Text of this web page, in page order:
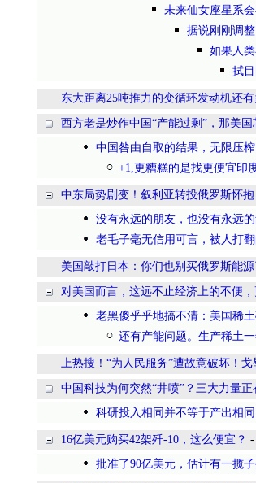
未来仙女座星系
据说刚刚调
如果人
拭
东大距离25吨推力的变循环发动机还有
西方老是炒作中国“产能过剩”，那美
中国咎由自取的结果，无限压
+1,更糟糕的是找更便宜印
中东局势剧变！叙利亚转投俄罗斯怀抱
没有永远的朋友，也没有永远
老毛子毫无信用可言，被人打
美国敲打日本：你们也别买俄罗斯能
对美国而言，这远不止经济上的不便
老黑傻乎乎地搞不清：美国稀
还有产能问题。生产稀土
上热搜！“为人民服务”遭故意破坏！
中国科技为何突然“井喷”？三大力量正
科研投入相同并不等于产出相同
16亿美元购买42架歼-10，这么便宜？ -
批准了90亿美元，估计有一揽